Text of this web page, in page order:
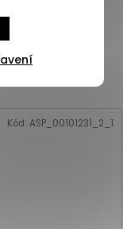
Kód: ASP_00101231_2_1